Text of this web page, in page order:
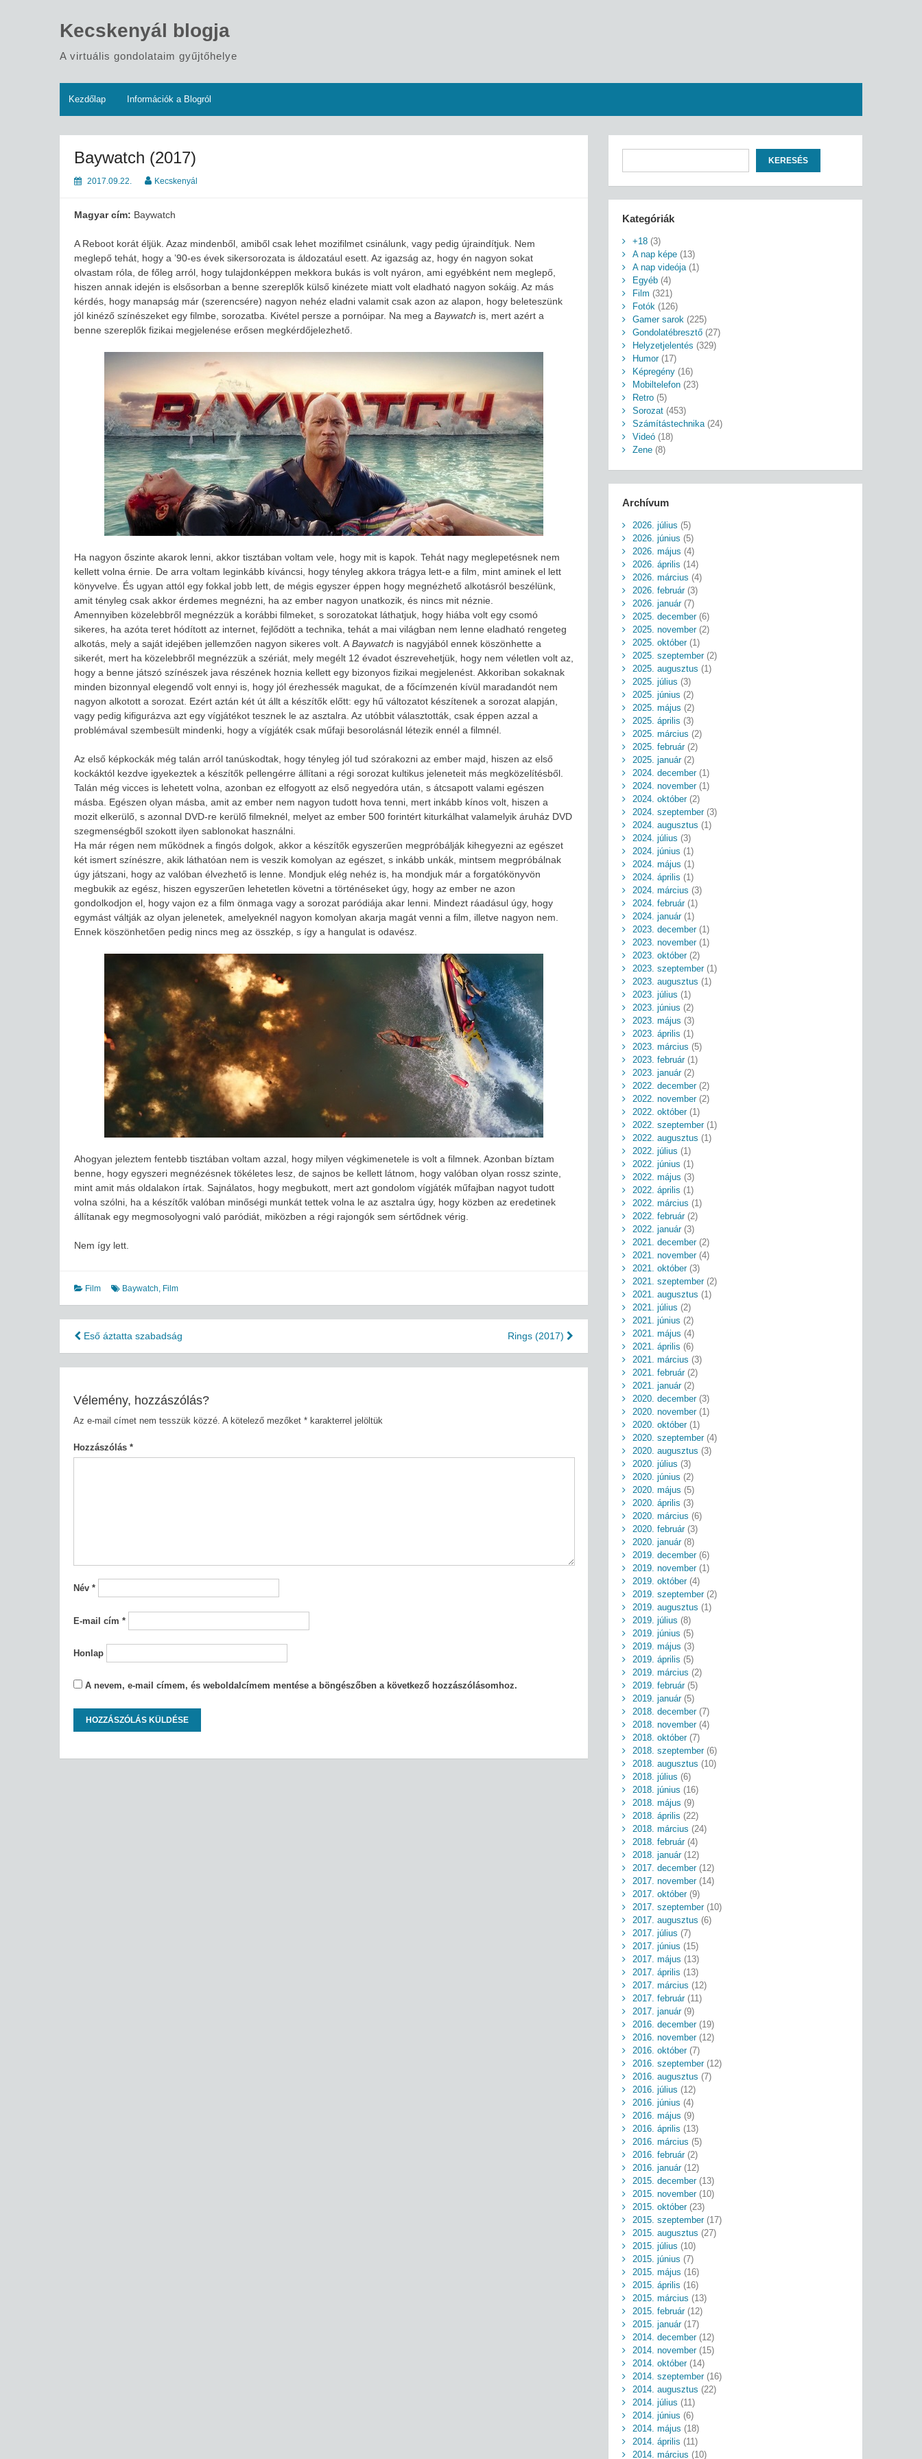
Kecskenyál blogja
A virtuális gondolataim gyűjtőhelye
Kezdőlap Információk a Blogról
Baywatch (2017)
2017.09.22. Kecskenyál
Magyar cím: Baywatch
A Reboot korát éljük. Azaz mindenből, amiből csak lehet mozifilmet csinálunk, vagy pedig újraindítjuk. Nem
meglepő tehát, hogy a ’90-es évek sikersorozata is áldozatául esett. Az igazság az, hogy én nagyon sokat
olvastam róla, de főleg arról, hogy tulajdonképpen mekkora bukás is volt nyáron, ami egyébként nem meglepő,
hiszen annak idején is elsősorban a benne szereplők külső kinézete miatt volt eladható nagyon sokáig. Az más
kérdés, hogy manapság már (szerencsére) nagyon nehéz eladni valamit csak azon az alapon, hogy beleteszünk
jól kinéző színészeket egy filmbe, sorozatba. Kivétel persze a pornóipar. Na meg a Baywatch is, mert azért a
benne szereplők fizikai megjelenése erősen megkérdőjelezhető.
Ha nagyon őszinte akarok lenni, akkor tisztában voltam vele, hogy mit is kapok. Tehát nagy meglepetésnek nem
kellett volna érnie. De arra voltam leginkább kíváncsi, hogy tényleg akkora trágya lett-e a film, mint aminek el lett
könyvelve. És ugyan attól egy fokkal jobb lett, de mégis egyszer éppen hogy megnézhető alkotásról beszélünk,
amit tényleg csak akkor érdemes megnézni, ha az ember nagyon unatkozik, és nincs mit néznie.
Amennyiben közelebbről megnézzük a korábbi filmeket, s sorozatokat láthatjuk, hogy hiába volt egy csomó
sikeres, ha azóta teret hódított az internet, fejlődött a technika, tehát a mai világban nem lenne eladható rengeteg
alkotás, mely a saját idejében jellemzően nagyon sikeres volt. A Baywatch is nagyjából ennek köszönhette a
sikerét, mert ha közelebbről megnézzük a szériát, mely megélt 12 évadot észrevehetjük, hogy nem véletlen volt az,
hogy a benne játszó színészek java részének hoznia kellett egy bizonyos fizikai megjelenést. Akkoriban sokaknak
minden bizonnyal elegendő volt ennyi is, hogy jól érezhessék magukat, de a főcímzenén kívül maradandót nem
nagyon alkotott a sorozat. Ezért aztán két út állt a készítők előtt: egy hű változatot készítenek a sorozat alapján,
vagy pedig kifigurázva azt egy vígjátékot tesznek le az asztalra. Az utóbbit választották, csak éppen azzal a
problémával szembesült mindenki, hogy a vígjáték csak műfaji besorolásnál létezik ennél a filmnél.
Az első képkockák még talán arról tanúskodtak, hogy tényleg jól tud szórakozni az ember majd, hiszen az első
kockáktól kezdve igyekeztek a készítők pellengérre állítani a régi sorozat kultikus jeleneteit más megközelítésből.
Talán még vicces is lehetett volna, azonban ez elfogyott az első negyedóra után, s átcsapott valami egészen
másba. Egészen olyan másba, amit az ember nem nagyon tudott hova tenni, mert inkább kínos volt, hiszen a
mozit elkerülő, s azonnal DVD-re kerülő filmeknél, melyet az ember 500 forintért kiturkálhat valamelyik áruház DVD
szegmenségből szokott ilyen sablonokat használni.
Ha már régen nem működnek a fingós dolgok, akkor a készítők egyszerűen megpróbálják kihegyezni az egészet
két ismert színészre, akik láthatóan nem is veszik komolyan az egészet, s inkább unkák, mintsem megpróbálnak
úgy játszani, hogy az valóban élvezhető is lenne. Mondjuk elég nehéz is, ha mondjuk már a forgatókönyvön
megbukik az egész, hiszen egyszerűen lehetetlen követni a történéseket úgy, hogy az ember ne azon
gondolkodjon el, hogy vajon ez a film önmaga vagy a sorozat paródiája akar lenni. Mindezt ráadásul úgy, hogy
egymást váltják az olyan jelenetek, amelyeknél nagyon komolyan akarja magát venni a film, illetve nagyon nem.
Ennek köszönhetően pedig nincs meg az összkép, s így a hangulat is odavész.
Ahogyan jeleztem fentebb tisztában voltam azzal, hogy milyen végkimenetele is volt a filmnek. Azonban bíztam
benne, hogy egyszeri megnézésnek tökéletes lesz, de sajnos be kellett látnom, hogy valóban olyan rossz szinte,
mint amit más oldalakon írtak. Sajnálatos, hogy megbukott, mert azt gondolom vígjáték műfajban nagyot tudott
volna szólni, ha a készítők valóban minőségi munkát tettek volna le az asztalra úgy, hogy közben az eredetinek
állítanak egy megmosolyogni való paródiát, miközben a régi rajongók sem sértődnek vérig.
Nem így lett.
Film Baywatch, Film
Bejegyzés
navigáció
Eső áztatta szabadság Rings (2017)
Vélemény, hozzászólás?
Az e-mail címet nem tesszük közzé. A kötelező mezőket *karakterrel jelöltük
Hozzászólás *
Név *
E-mail cím *
Honlap
A nevem, e-mail címem, és weboldalcímem mentése a böngészőben a következő hozzászólásomhoz.
KERESÉS
Kategóriák
+18(3)
A nap képe(13)
A nap videója(1)
Egyéb(4)
Film (321)
Fotók(126)
Gamer sarok(225)
Gondolatébresztő(27)
Helyzetjelentés (329)
Humor(17)
Képregény(16)
Mobiltelefon(23)
Retro(5)
Sorozat(453)
Számítástechnika(24)
Videó(18)
Zene(8)
Archívum
2026. július (5)
2026. június (5)
2026. május (4)
2026. április (14)
2026. március (4)
2026. február(3)
2026. január(7)
2025. december(6)
2025. november(2)
2025. október(1)
2025. szeptember(2)
2025. augusztus (1)
2025. július (3)
2025. június (2)
2025. május (2)
2025. április (3)
2025. március (2)
2025. február(2)
2025. január(2)
2024. december(1)
2024. november(1)
2024. október(2)
2024. szeptember(3)
2024. augusztus (1)
2024. július (3)
2024. június (1)
2024. május (1)
2024. április (1)
2024. március (3)
2024. február(1)
2024. január(1)
2023. december(1)
2023. november(1)
2023. október(2)
2023. szeptember(1)
2023. augusztus (1)
2023. július (1)
2023. június (2)
2023. május (3)
2023. április (1)
2023. március (5)
2023. február(1)
2023. január(2)
2022. december(2)
2022. november(2)
2022. október(1)
2022. szeptember(1)
2022. augusztus (1)
2022. július (1)
2022. június (1)
2022. május (3)
2022. április (1)
2022. március (1)
2022. február(2)
2022. január(3)
2021. december(2)
2021. november(4)
2021. október(3)
2021. szeptember(2)
2021. augusztus (1)
2021. július (2)
2021. június (2)
2021. május (4)
2021. április (6)
2021. március (3)
2021. február(2)
2021. január(2)
2020. december(3)
2020. november(1)
2020. október(1)
2020. szeptember(4)
2020. augusztus (3)
2020. július (3)
2020. június (2)
2020. május (5)
2020. április (3)
2020. március (6)
2020. február(3)
2020. január(8)
2019. december(6)
2019. november(1)
2019. október(4)
2019. szeptember(2)
2019. augusztus (1)
2019. július (8)
2019. június (5)
2019. május (3)
2019. április (5)
2019. március (2)
2019. február(5)
2019. január(5)
2018. december(7)
2018. november(4)
2018. október(7)
2018. szeptember(6)
2018. augusztus (10)
2018. július (6)
2018. június (16)
2018. május (9)
2018. április (22)
2018. március (24)
2018. február(4)
2018. január(12)
2017. december(12)
2017. november(14)
2017. október(9)
2017. szeptember(10)
2017. augusztus (6)
2017. július (7)
2017. június (15)
2017. május (13)
2017. április (13)
2017. március (12)
2017. február(11)
2017. január(9)
2016. december(19)
2016. november(12)
2016. október(7)
2016. szeptember(12)
2016. augusztus (7)
2016. július (12)
2016. június (4)
2016. május (9)
2016. április (13)
2016. március (5)
2016. február(2)
2016. január(12)
2015. december(13)
2015. november(10)
2015. október(23)
2015. szeptember(17)
2015. augusztus (27)
2015. július (10)
2015. június (7)
2015. május (16)
2015. április (16)
2015. március (13)
2015. február(12)
2015. január(17)
2014. december(12)
2014. november(15)
2014. október(14)
2014. szeptember(16)
2014. augusztus (22)
2014. július (11)
2014. június (6)
2014. május (18)
2014. április (11)
2014. március (10)